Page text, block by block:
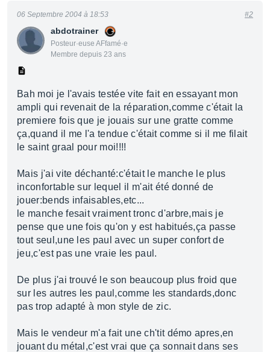
abdotrainer
Posteur·euse AFfamé·e
Membre depuis 23 ans
06 Septembre 2004 à 18:53 #2
Bah moi je l'avais testée vite fait en essayant mon
ampli qui revenait de la réparation,comme c'était la
premiere fois que je jouais sur une gratte comme
ça,quand il me l'a tendue c'était comme si il me filait
le saint graal pour moi!!!!
Mais j'ai vite déchanté:c'était le manche le plus
inconfortable sur lequel il m'ait été donné de
jouer:bends infaisables,etc...
le manche fesait vraiment tronc d'arbre,mais je
pense que une fois qu'on y est habitués,ça passe
tout seul,une les paul avec un super confort de
jeu,c'est pas une vraie les paul.
De plus j'ai trouvé le son beaucoup plus froid que
sur les autres les paul,comme les standards,donc
pas trop adapté à mon style de zic.
Mais le vendeur m'a fait une ch'tit démo apres,en
jouant du métal,c'est vrai que ça sonnait dans ses